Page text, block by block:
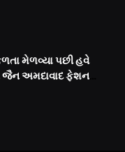
મેળવ્યા પછી હવે
અમદાવાદ ફેશન
પ્રદર્શિત કરશે